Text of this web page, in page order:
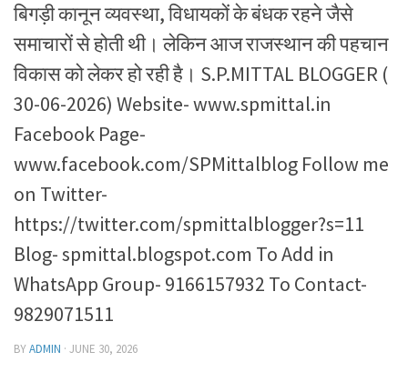
बिगड़ी कानून व्यवस्था, विधायकों के बंधक रहने जैसे
समाचारों से होती थी। लेकिन आज राजस्थान की पहचान
विकास को लेकर हो रही है। S.P.MITTAL BLOGGER (
30-06-2026) Website- www.spmittal.in
Facebook Page-
www.facebook.com/SPMittalblog Follow me
on Twitter-
https://twitter.com/spmittalblogger?s=11
Blog- spmittal.blogspot.com To Add in
WhatsApp Group- 9166157932 To Contact-
9829071511
BYADMIN · JUNE 30, 2026